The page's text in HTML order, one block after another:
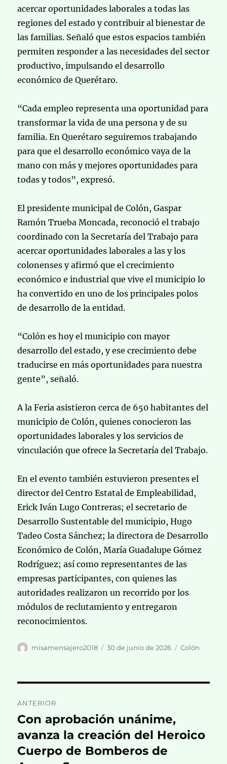
acercar oportunidades laborales a todas las
regiones del estado y contribuir al bienestar de
las familias. Señaló que estos espacios también
permiten responder a las necesidades del sector
productivo, impulsando el desarrollo
económico de Querétaro.
“Cada empleo representa una oportunidad para
transformar la vida de una persona y de su
familia. En Querétaro seguiremos trabajando
para que el desarrollo económico vaya de la
mano con más y mejores oportunidades para
todas y todos”, expresó.
El presidente municipal de Colón, Gaspar
Ramón Trueba Moncada, reconoció el trabajo
coordinado con la Secretaría del Trabajo para
acercar oportunidades laborales a las y los
colonenses y afirmó que el crecimiento
económico e industrial que vive el municipio lo
ha convertido en uno de los principales polos
de desarrollo de la entidad.
“Colón es hoy el municipio con mayor
desarrollo del estado, y ese crecimiento debe
traducirse en más oportunidades para nuestra
gente”, señaló.
A la Feria asistieron cerca de 650 habitantes del
municipio de Colón, quienes conocieron las
oportunidades laborales y los servicios de
vinculación que ofrece la Secretaría del Trabajo.
En el evento también estuvieron presentes el
director del Centro Estatal de Empleabilidad,
Erick Iván Lugo Contreras; el secretario de
Desarrollo Sustentable del municipio, Hugo
Tadeo Costa Sánchez; la directora de Desarrollo
Económico de Colón, María Guadalupe Gómez
Rodríguez; así como representantes de las
empresas participantes, con quienes las
autoridades realizaron un recorrido por los
módulos de reclutamiento y entregaron
reconocimientos.
Autor
misamensajero2018
Publicado
30 de junio de 2026 Categorías
Colón
de
entradas
ANTERIOR
Entrada
anterior:
Con aprobación unánime,
avanza la creación del Heroico
Cuerpo de Bomberos de